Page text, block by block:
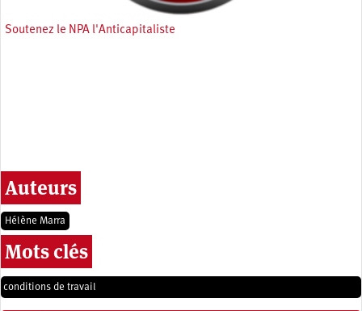
Soutenez le NPA l'Anticapitaliste
Auteurs
Hélène Marra
Mots clés
conditions de travail